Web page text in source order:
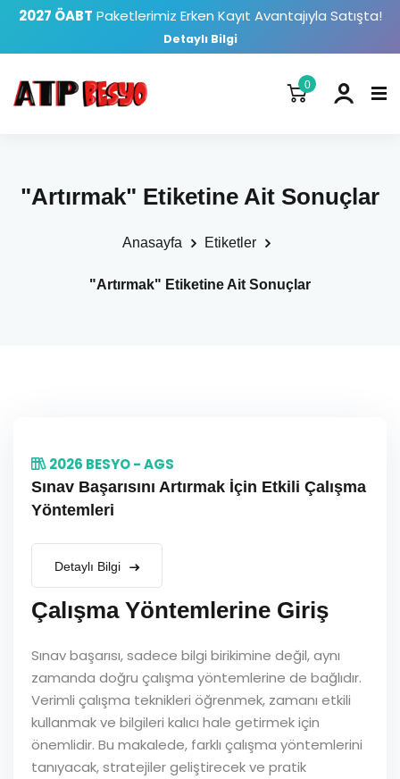
2027 ÖABT Paketlerimiz Erken Kayıt Avantajıyla Satışta!
Detaylı Bilgi
0
"Artırmak" Etiketine Ait Sonuçlar
Anasayfa Etiketler
"Artırmak" Etiketine Ait Sonuçlar
2026 BESYO - AGS
Sınav Başarısını Artırmak İçin Etkili Çalışma
Yöntemleri
Detaylı Bilgi
Çalışma Yöntemlerine Giriş
Sınav başarısı, sadece bilgi birikimine değil, aynı
zamanda doğru çalışma yöntemlerine de bağlıdır.
Verimli çalışma teknikleri öğrenmek, zamanı etkili
kullanmak ve bilgileri kalıcı hale getirmek için
önemlidir. Bu makalede, farklı çalışma yöntemlerini
tanıyacak, stratejiler geliştirecek ve pratik